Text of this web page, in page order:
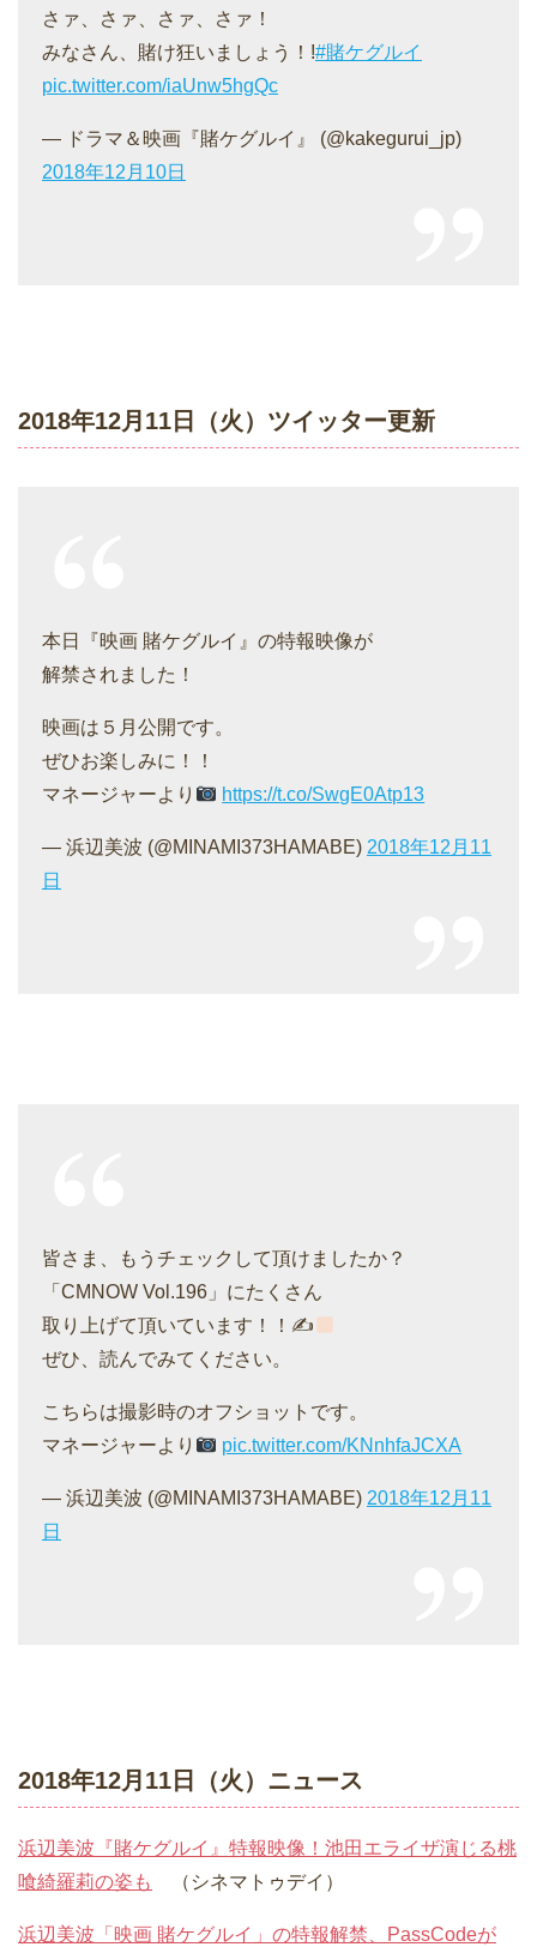
さァ、さァ、さァ、さァ！
みなさん、賭け狂いましょう！!#賭ケグルイ
pic.twitter.com/iaUnw5hgQc
— ドラマ＆映画『賭ケグルイ』 (@kakegurui_jp)
2018年12月10日
2018年12月11日（火）ツイッター更新
本日『映画 賭ケグルイ』の特報映像が
解禁されました！
映画は５月公開です。
ぜひお楽しみに！！
マネージャーより
https://t.co/SwgE0Atp13
— 浜辺美波 (@MINAMI373HAMABE) 2018年12月11
日
皆さま、もうチェックして頂けましたか？
「CMNOW Vol.196」にたくさん
取り上げて頂いています！！✍
ぜひ、読んでみてください。
こちらは撮影時のオフショットです。
マネージャーより
pic.twitter.com/KNnhfaJCXA
— 浜辺美波 (@MINAMI373HAMABE) 2018年12月11
日
2018年12月11日（火）ニュース
浜辺美波『賭ケグルイ』特報映像！池田エライザ演じる桃
喰綺羅莉の姿も
（シネマトゥデイ）
浜辺美波「映画 賭ケグルイ」の特報解禁、PassCodeが